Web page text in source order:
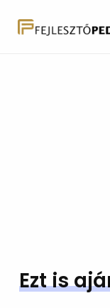
Ezt is